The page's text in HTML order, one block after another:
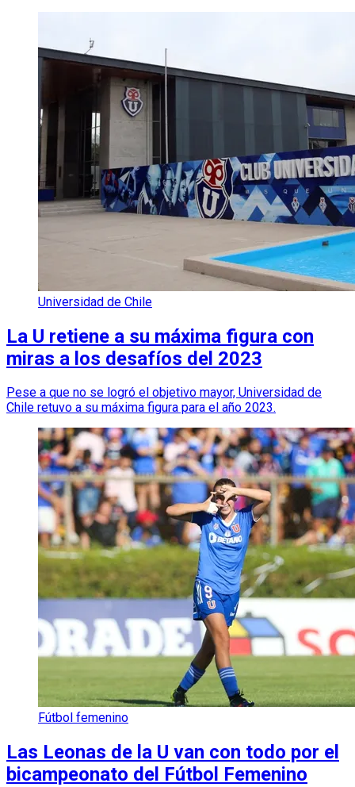
Universidad de Chile
La U retiene a su máxima figura con
miras a los desafíos del 2023
Pese a que no se logró el objetivo mayor, Universidad de
Chile retuvo a su máxima figura para el año 2023.
Fútbol femenino
Las Leonas de la U van con todo por el
bicampeonato del Fútbol Femenino